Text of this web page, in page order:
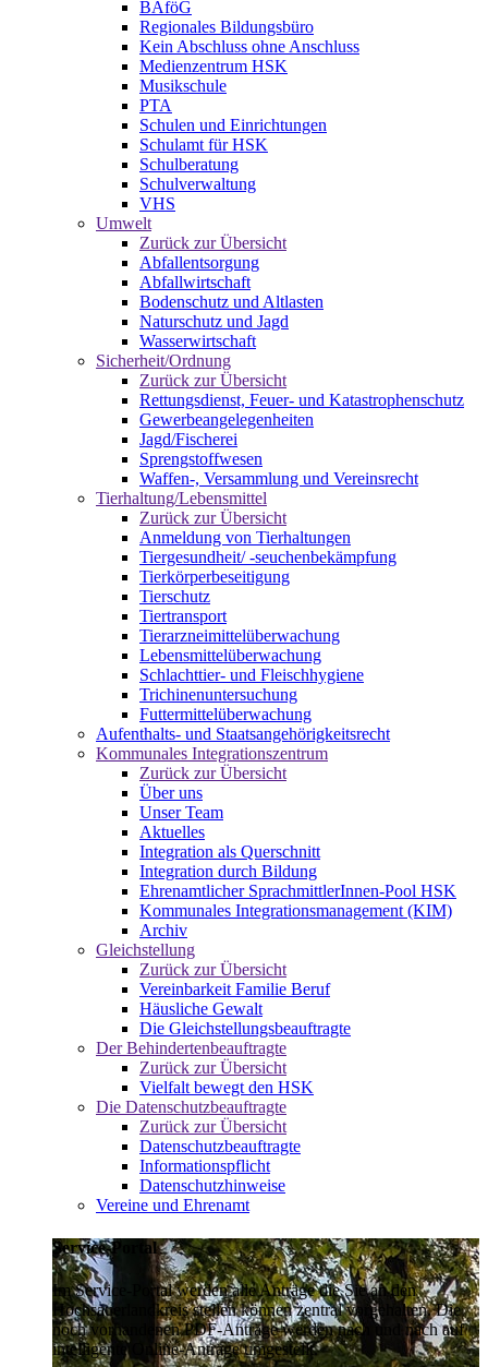
BAföG
Regionales Bildungsbüro
Kein Abschluss ohne Anschluss
Medienzentrum HSK
Musikschule
PTA
Schulen und Einrichtungen
Schulamt für HSK
Schulberatung
Schulverwaltung
VHS
Umwelt
Zurück zur Übersicht
Abfallentsorgung
Abfallwirtschaft
Bodenschutz und Altlasten
Naturschutz und Jagd
Wasserwirtschaft
Sicherheit/Ordnung
Zurück zur Übersicht
Rettungsdienst, Feuer- und Katastrophenschutz
Gewerbeangelegenheiten
Jagd/Fischerei
Sprengstoffwesen
Waffen-, Versammlung und Vereinsrecht
Tierhaltung/Lebensmittel
Zurück zur Übersicht
Anmeldung von Tierhaltungen
Tiergesundheit/ -seuchenbekämpfung
Tierkörperbeseitigung
Tierschutz
Tiertransport
Tierarzneimittelüberwachung
Lebensmittelüberwachung
Schlachttier- und Fleischhygiene
Trichinenuntersuchung
Futtermittelüberwachung
Aufenthalts- und Staatsangehörigkeitsrecht
Kommunales Integrationszentrum
Zurück zur Übersicht
Über uns
Unser Team
Aktuelles
Integration als Querschnitt
Integration durch Bildung
Ehrenamtlicher SprachmittlerInnen-Pool HSK
Kommunales Integrationsmanagement (KIM)
Archiv
Gleichstellung
Zurück zur Übersicht
Vereinbarkeit Familie Beruf
Häusliche Gewalt
Die Gleichstellungsbeauftragte
Der Behindertenbeauftragte
Zurück zur Übersicht
Vielfalt bewegt den HSK
Die Datenschutzbeauftragte
Zurück zur Übersicht
Datenschutzbeauftragte
Informationspflicht
Datenschutzhinweise
Vereine und Ehrenamt
Service-Portal
Im Service-Portal werden alle Anträge die Sie an den
Hochsauerlandkreis stellen können zentral vorgehalten. Die
noch vorhandenen PDF-Anträge werden nach und nach auf
intelligente Online-Anträge umgestellt.